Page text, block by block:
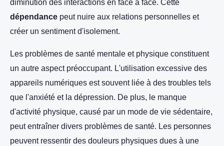
diminution des interactions en face à face. Cette
dépendance peut nuire aux relations personnelles et
créer un sentiment d'isolement.
Les problèmes de santé mentale et physique constituent
un autre aspect préoccupant. L'utilisation excessive des
appareils numériques est souvent liée à des troubles tels
que l'anxiété et la dépression. De plus, le manque
d'activité physique, causé par un mode de vie sédentaire,
peut entraîner divers problèmes de santé. Les personnes
peuvent ressentir des douleurs physiques dues à une